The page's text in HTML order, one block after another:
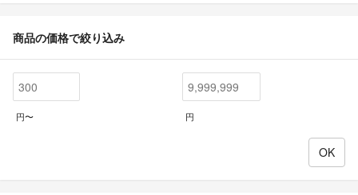
商品の価格で絞り込み
円〜 円